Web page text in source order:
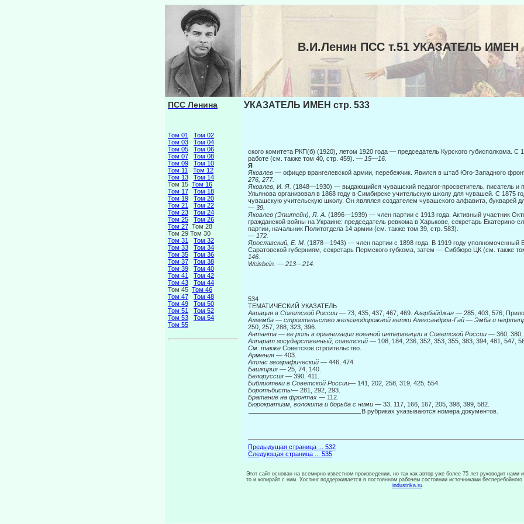
В.И.Ленин ПСС т.51 УКАЗАТЕЛЬ ИМЕН
ПСС Ленина
Том 01
Том 02
Том 03
Том 04
Том 05
Том 06
Том 07
Том 08
Том 09
Том 10
Том 11
Том 12
Том 13
Том 14
Том 15 Том 16
Том 17
Том 18
Том 19
Том 20
Том 21
Том 22
Том 23
Том 24
Том 25
Том 26
Том 27 Том 28
Том 29 Том 30
Том 31
Том 32
Том 33
Том 34
Том 35
Том 36
Том 37
Том 38
Том 39
Том 40
Том 41
Том 42
Том 43
Том 44
Том 45 Том 46
Том 47
Том 48
Том 49
Том 50
Том 51
Том 52
Том 53
Том 54
Том 55
УКАЗАТЕЛЬ ИМЕН стр. 533
ского комитета РКП(б) (1920), летом 1920 года — председатель Курского губисполкома. С
работе (см. также том 40, стр. 459). — 15—16.
Я
Яковлев — офицер врангелевской армии, перебежчик. Явился в штаб Юго-Западного
276, 277.
Яковлев, И. Я. (1848—1930) — выдающийся чувашский педагог-просветитель, писатель
Ульянова организовал в 1868 году в Симбирске учительскую школу для чува­шей. С 1875
чувашскую учительскую школу. Он являлся создателем чу­вашского алфавита, букварей
— 39.
Яковлев (Эпштейн), Я. А. (1896—1939) — член партии с 1913 года. Активный участник
гражданской войны на Украине: председатель ревкома в Харькове, секретарь Екатерино-
партии, начальник Политотдела 14 армии (см. также том 39, стр. 583).
— 172.
Ярославский, Е. М. (1878—1943) — член партии с 1898 года. В 1919 году уполномоченный
Саратовской губерниям, секретарь Пермского губкома, затем — Сиббюро ЦК (см. также
146.
Weisbein. — 213—214.
534
ТЕМАТИЧЕСКИЙ УКАЗАТЕЛЬ
Авиация в Советской России — 73, 435, 437, 467, 469. Азербайджан — 285, 403, 576;
Алгемба — строительство железнодорожной ветки Александров-Гай — Эмба и
250, 257, 288, 323, 396.
Антанта — ее роль в организации военной интервенции в Советской России — 360, 380,
Аппарат государственный, советский — 108, 184, 236, 352, 353, 355, 383, 394, 481, 547,
См. также Советское строительство.
Армения — 403.
Атлас географический — 446, 474.
Башкирия — 25, 74, 140.
Белоруссия — 390, 411.
Библиотеки в Советской России— 141, 202, 258, 319, 425, 554.
Боротьбисты— 281, 292, 293.
Братание на фронтах — 112.
Бюрократизм, волокита и борьба с ними — 33, 117, 166, 167, 205, 398, 399, 582.
В рубриках указываются номера документов.
Предыдущая страница ... 532
Следующая страница ... 535
Этот сайт основан на всемирно известном произведении, но так как автор уже более 75 лет руководит нами
то и копирайт с ним. Хостинг поддерживается в постоянном рабочем состоянии источниками
industrika.ru.